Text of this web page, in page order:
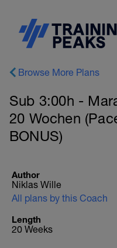
Browse More Plans
Sub 3:00h -
20 Wochen
BONUS)
Author
Niklas Wille
All plans by this Coach
Length
20 Weeks